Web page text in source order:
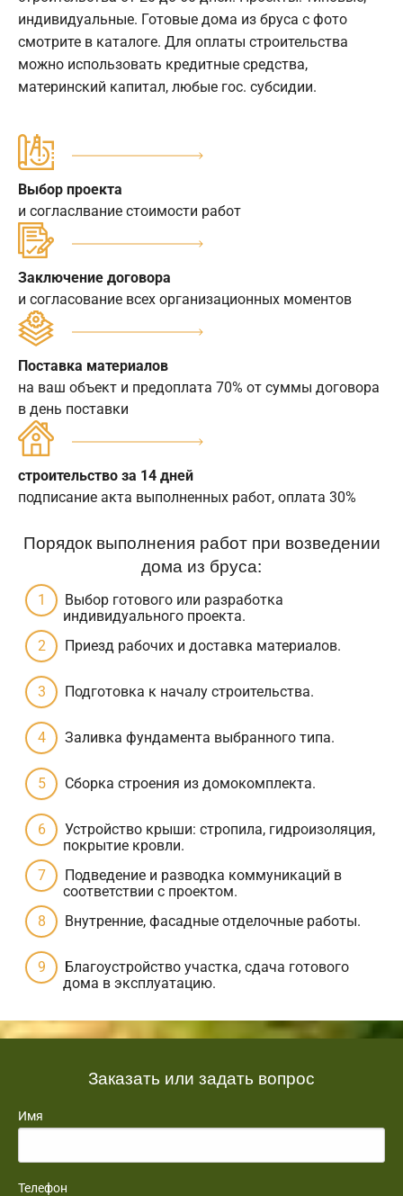
индивидуальные. Готовые дома из бруса с фото
смотрите в каталоге. Для оплаты строительства
можно использовать кредитные средства,
материнский капитал, любые гос. субсидии.
Выбор проекта
и согласлвание стоимости работ
Заключение договора
и согласование всех организационных моментов
Поставка материалов
на ваш объект и предоплата 70% от суммы договора
в день поставки
строительство за 14 дней
подписание акта выполненных работ, оплата 30%
Порядок выполнения работ при возведении
дома из бруса:
Выбор готового или разработка
индивидуального проекта.
Приезд рабочих и доставка материалов.
Подготовка к началу строительства.
Заливка фундамента выбранного типа.
Сборка строения из домокомплекта.
Устройство крыши: стропила, гидроизоляция,
покрытие кровли.
Подведение и разводка коммуникаций в
соответствии с проектом.
Внутренние, фасадные отделочные работы.
Благоустройство участка, сдача готового
дома в эксплуатацию.
Заказать или задать вопрос
Имя
Телефон